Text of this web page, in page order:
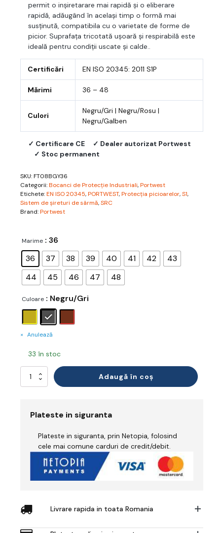
permit o inșiretarare mai rapidă și o eliberare
rapidă, adăugând în același timp o formă mai
susținută, compatibila cu o varietate de forme de
picior. Suprafața tricotată ușoară și respirabilă este
ideală pentru condiții uscate și calde..
Certificări EN ISO 20345: 2011 S1P
Mărimi 36 – 48
Culori
Negru/Gri | Negru/Rosu |
Negru/Galben
✓ Certificare CE
✓ Dealer autorizat Portwest
✓ Stoc permanent
SKU:FT08BGY36
Categorii:Bocanci de Protecție Industriali,Portwest
Etichete:EN ISO 20345,PORTWEST,Protecția picioarelor,S1,
Sistem de șireturi de sârmă,SRC
Brand:Portwest
Marime : 36
36
37 38 39 40 41 42
43
44
45 46 47 48
Culoare : Negru/Gri
Anulează
33 în stoc
Cantitate
Composite
Lace
Trainer
Adaugă în coș
Plateste in siguranta
Plateste in siguranta, prin Netopia, folosind
cele mai comune carduri de credit/debit.
Livrare rapida in toata Romania